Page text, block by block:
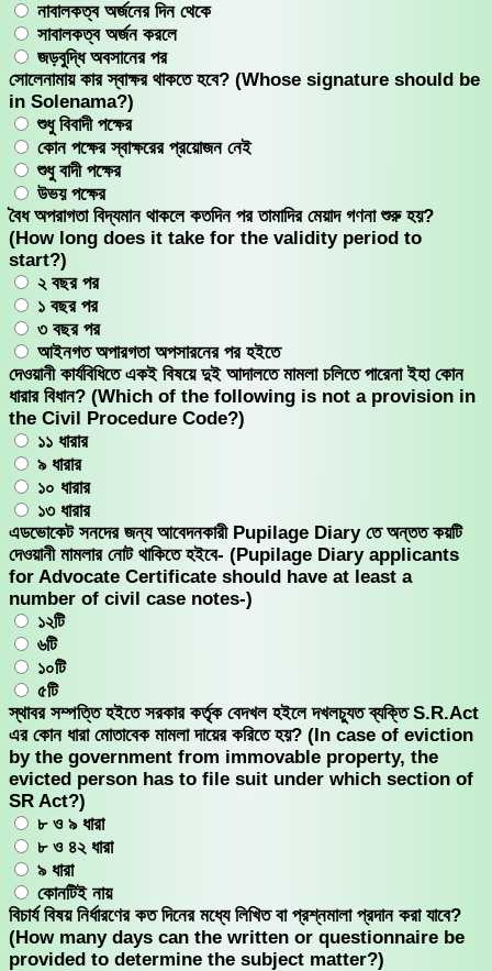
নাবালকত্ব অর্জনের দিন থেকে
সাবালকত্ব অর্জন করলে
জড়বুদ্ধি অবসানের পর
সোলেনামায় কার স্বাক্ষর থাকতে হবে? (Whose signature should be
in Solenama?)
শুধু বিবাদী পক্ষের
কোন পক্ষের স্বাক্ষরের প্রয়োজন নেই
শুধু বাদী পক্ষের
উভয় পক্ষের
বৈধ অপরাগতা বিদ্যমান থাকলে কতদিন পর তামাদির মেয়াদ গণনা শুরু হয়?
(How long does it take for the validity period to
start?)
২ বছর পর
১ বছর পর
৩ বছর পর
আইনগত অপারগতা অপসারনের পর হইতে
দেওয়ানী কার্যবিধিতে একই বিষয়ে দুই আদালতে মামলা চলিতে পারেনা ইহা কোন
ধারার বিধান? (Which of the following is not a provision in
the Civil Procedure Code?)
১১ ধারার
৯ ধারার
১০ ধারার
১৩ ধারার
এডভোকেট সনদের জন্য আবেদনকারী Pupilage Diary তে অন্তত কয়টি
দেওয়ানী মামলার নোট থাকিতে হইবে- (Pupilage Diary applicants
for Advocate Certificate should have at least a
number of civil case notes-)
১২টি
৬টি
১০টি
৫টি
স্থাবর সম্পত্তি হইতে সরকার কর্তৃক বেদখল হইলে দখলচ্যুত ব্যক্তি S.R.Act
এর কোন ধারা মোতাবেক মামলা দায়ের করিতে হয়? (In case of eviction
by the government from immovable property, the
evicted person has to file suit under which section of
SR Act?)
৮ ও ৯ ধারা
৮ ও ৪২ ধারা
৯ ধারা
কোনটিই নায়
বিচার্য বিষয় নির্ধারণের কত দিনের মধ্যে লিখিত বা প্রশ্নমালা প্রদান করা যাবে?
(How many days can the written or questionnaire be
provided to determine the subject matter?)